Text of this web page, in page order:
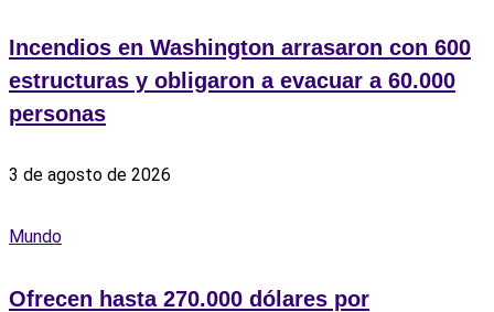
Incendios en Washington arrasaron con 600
estructuras y obligaron a evacuar a 60.000
personas
3 de agosto de 2026
Mundo
Ofrecen hasta 270.000 dólares por